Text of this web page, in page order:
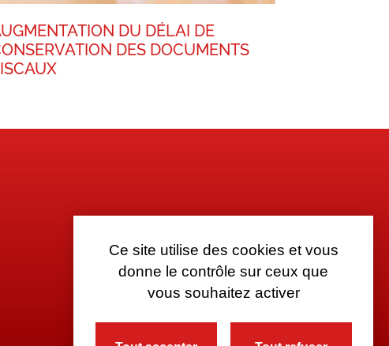
DU DÉLAI DE
DES DOCUMENTS
Ce site utilise des cookies et vous
donne le contrôle sur ceux que
vous souhaitez activer